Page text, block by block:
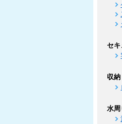
セキ
収納
水周